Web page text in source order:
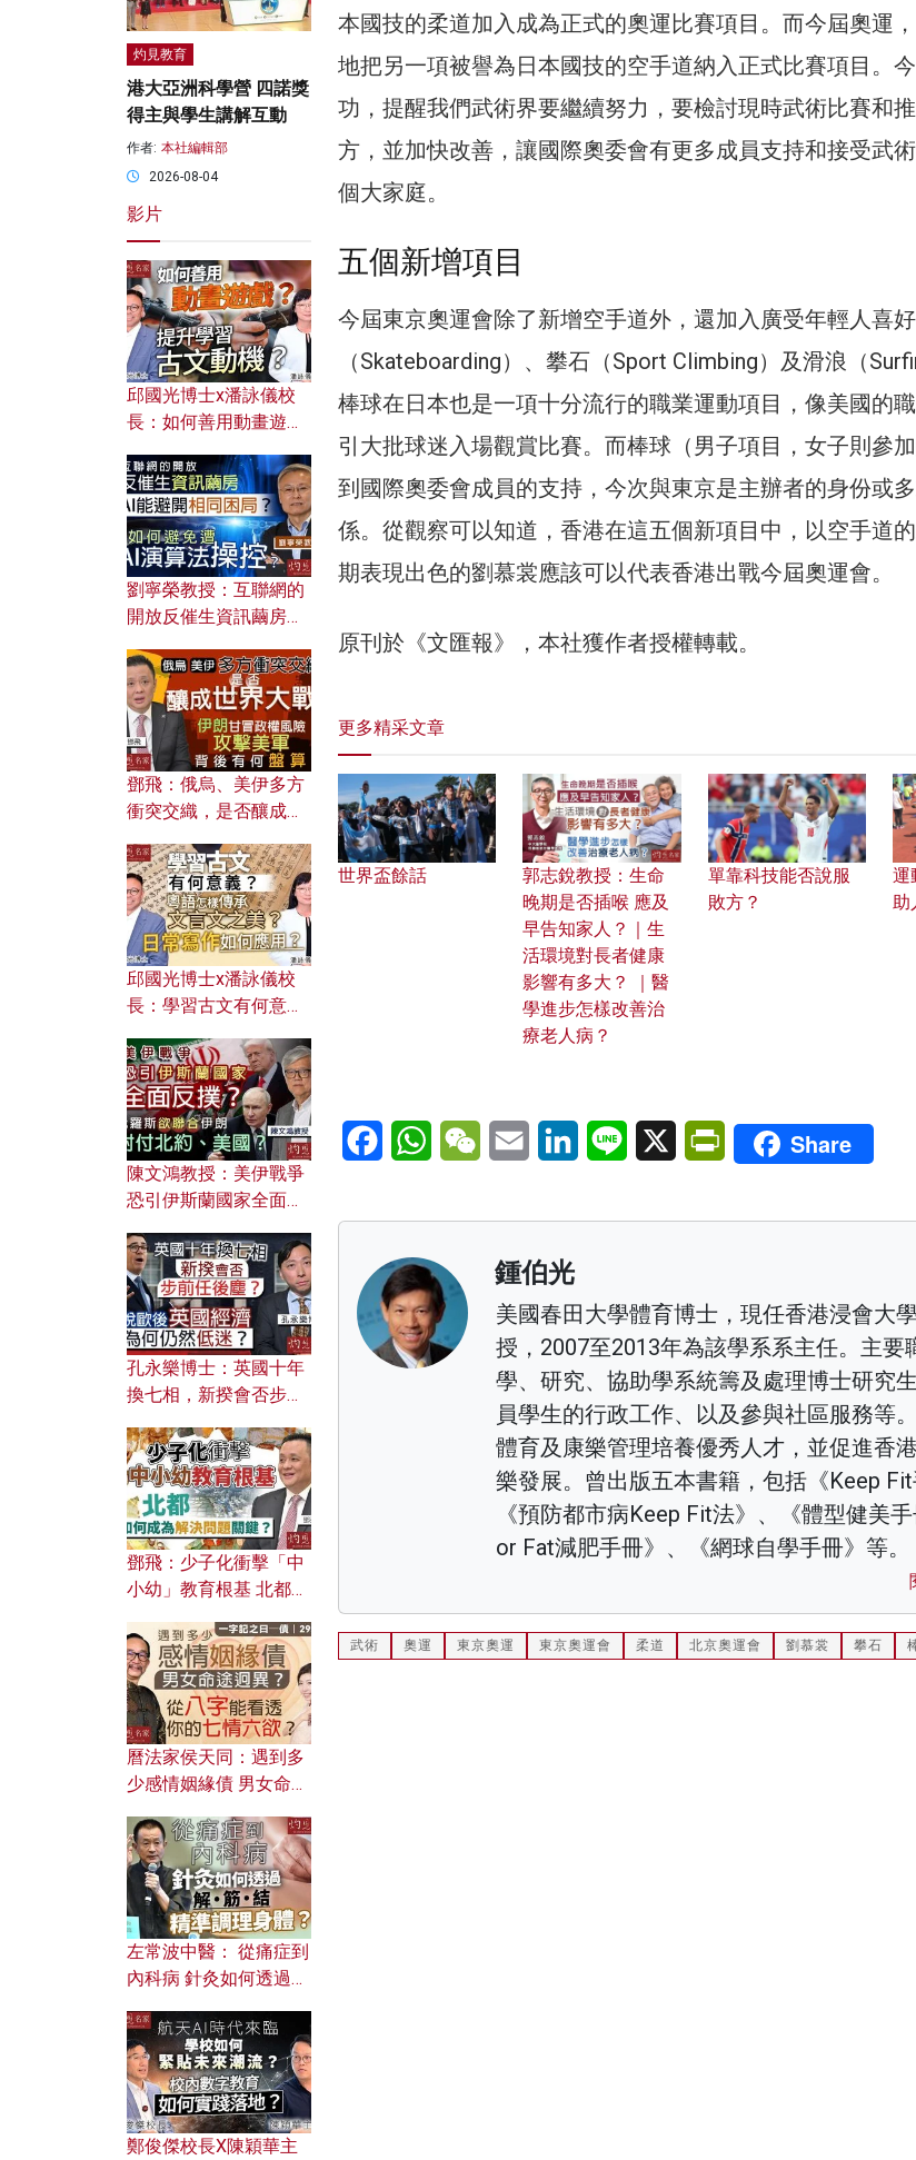
本國技的柔道加入成為正式的奧運比賽項目。而今屆奧運
地把另一項被譽為日本國技的空手道納入正式比賽項目。
功，提醒我們武術界要繼續努力，要檢討現時武術比賽和
方，並加快改善，讓國際奧委會有更多成員支持和接受武
個大家庭。
五個新增項目
今屆東京奧運會除了新增空手道外，還加入廣受年輕人喜
（Skateboarding）、攀石（Sport Climbing）及滑浪（
棒球在日本也是一項十分流行的職業運動項目，像美國的
引大批球迷入場觀賞比賽。而棒球（男子項目，女子則參
到國際奧委會成員的支持，今次與東京是主辦者的身份或
係。從觀察可以知道，香港在這五個新項目中，以空手道
期表現出色的劉慕裳應該可以代表香港出戰今屆奧運會。
原刊於《文匯報》，本社獲作者授權轉載。
更多精采文章
世界盃餘話
郭志銳教授：生命
晚期是否插喉 應及
早告知家人？｜生
活環境對長者健康
影響有多大？ ｜醫
學進步怎樣改善治
療老人病？
單靠科技能否說服
敗方？
運
助
FacebookWhatsAppWeChatEmail LinkedInLine X PrintFriendly
Share
鍾伯光
美國春田大學體育博士，現任香港浸會大
授，2007至2013年為該學系系主任。主要
學、研究、協助學系統籌及處理博士研究
員學生的行政工作、以及參與社區服務等
體育及康樂管理培養優秀人才，並促進香
樂發展。曾出版五本書籍，包括《Keep Fit
《預防都市病Keep Fit法》、《體型健美
or Fat減肥手冊》、《網球自學手冊》等。
武術 奧運 東京奧運 東京奧運會 柔道 北京奧運會 劉慕裳 攀石
灼見教育
港大亞洲科學營 四諾獎
得主與學生講解互動
作者: 本社編輯部
2026-08-04
影片
邱國光博士x潘詠儀校
長：如何善用動畫遊戲
劉寧榮教授：互聯網的
開放反催生資訊繭房，
何避免遭AI演算法操
控？
鄧飛：俄烏、美伊多方
衝突交織，是否釀成世
風險攻擊美軍，背後有
何盤算？
邱國光博士x潘詠儀校
長：學習古文有何意
文之美？ 日常寫作如何
應用？
陳文鴻教授：美伊戰爭
恐引伊斯蘭國家全面反
對付北約美國？
孔永樂博士：英國十年
換七相，新揆會否步前
濟為何仍然低迷？
鄧飛：少子化衝擊「中
小幼」教育根基 北都如
曆法家侯天同：遇到多
少感情姻緣債 男女命途
的七情六欲？
左常波中醫： 從痛症到
內科病 針灸如何透過解
鄭俊傑校長X陳穎華主